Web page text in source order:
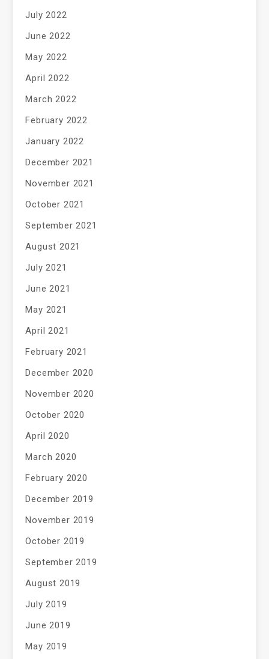
July 2022
June 2022
May 2022
April 2022
March 2022
February 2022
January 2022
December 2021
November 2021
October 2021
September 2021
August 2021
July 2021
June 2021
May 2021
April 2021
February 2021
December 2020
November 2020
October 2020
April 2020
March 2020
February 2020
December 2019
November 2019
October 2019
September 2019
August 2019
July 2019
June 2019
May 2019